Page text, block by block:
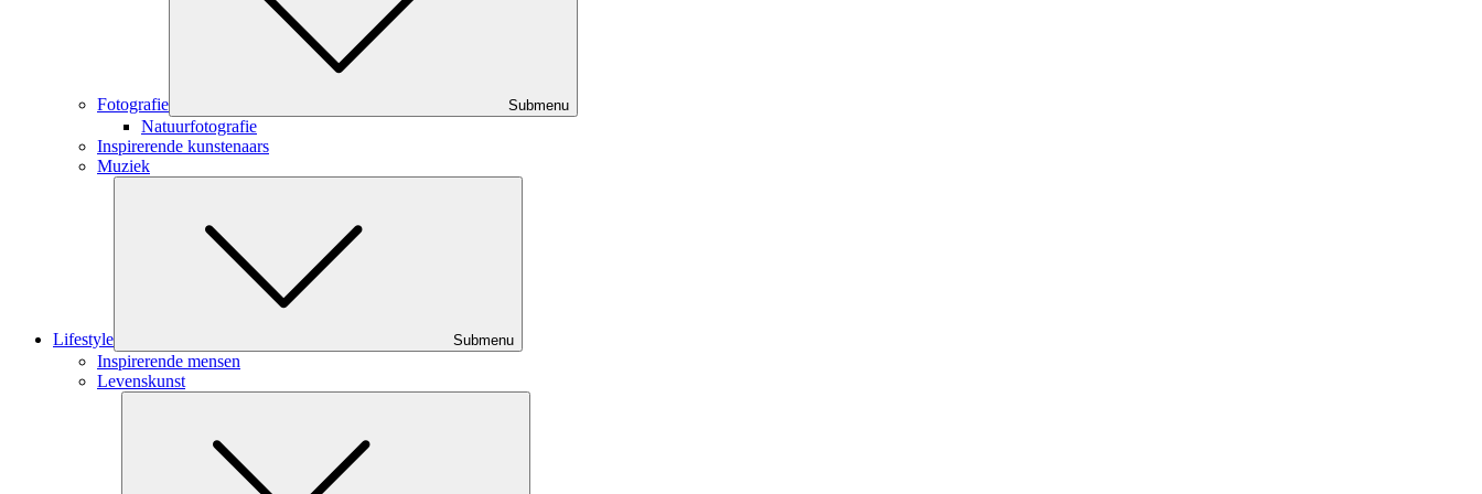
Fotografie Submenu
Natuurfotografie
Inspirerende kunstenaars
Muziek
Lifestyle Submenu
Inspirerende mensen
Levenskunst